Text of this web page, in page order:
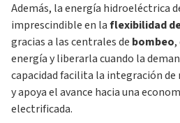
Además, la energía hidroeléctrica
imprescindible en laflexibilidad
gracias a las centrales de bombeo
energía y liberarla cuando la
capacidad facilita la integración de
y apoya el avance hacia una
electrificada.